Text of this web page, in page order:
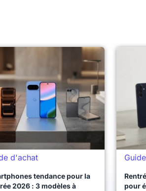
d'achat
tendance pour la
2026 : 3 modèles à
pour